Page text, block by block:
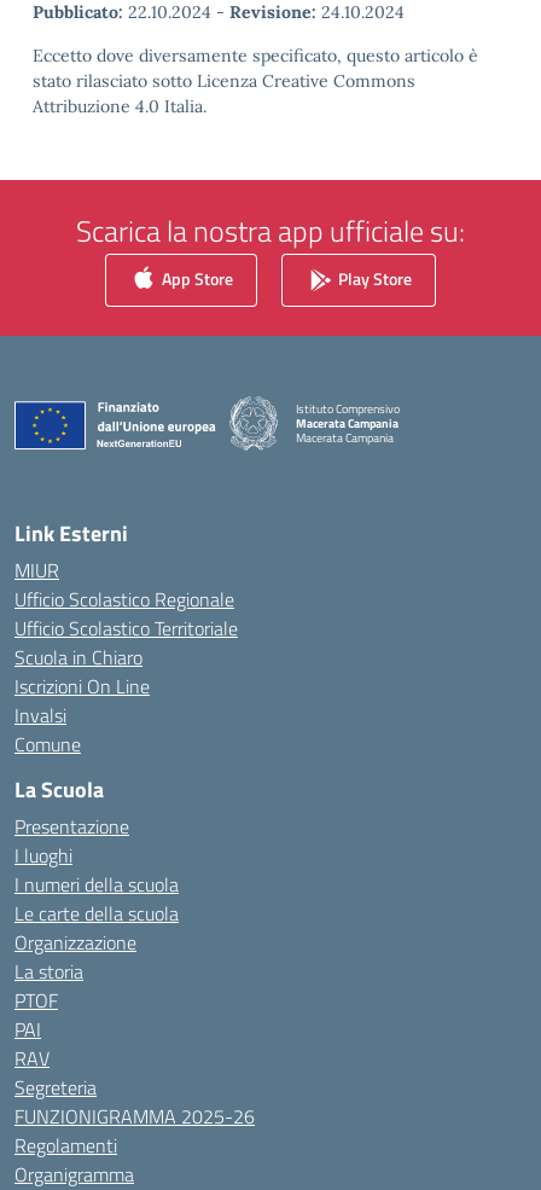
Pubblicato: 22.10.2024 - Revisione: 24.10.2024
Eccetto dove diversamente specificato, questo articolo è
stato rilasciato sotto Licenza Creative Commons
Attribuzione 4.0 Italia.
Scarica la nostra app ufficiale su:
App Store Play Store
Istituto Comprensivo
Macerata Campania
Macerata Campania
— Visita la pagina iniziale della scuola
Link Esterni
MIUR
Ufficio Scolastico Regionale
Ufficio Scolastico Territoriale
Scuola in Chiaro
Iscrizioni On Line
Invalsi
Comune
La Scuola
Presentazione
I luoghi
I numeri della scuola
Le carte della scuola
Organizzazione
La storia
PTOF
PAI
RAV
Segreteria
FUNZIONIGRAMMA 2025-26
Regolamenti
Organigramma